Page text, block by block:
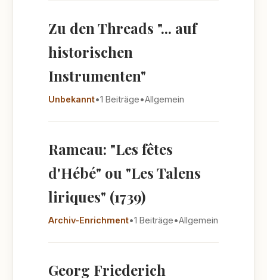
Zu den Threads "... auf
historischen
Instrumenten"
Unbekannt•1 Beiträge•Allgemein
Rameau: "Les fêtes
d'Hébé" ou "Les Talens
liriques" (1739)
Archiv-Enrichment•1 Beiträge•Allgemein
Georg Friederich